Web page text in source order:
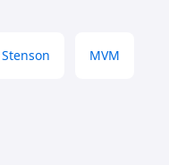
Stenson MVM